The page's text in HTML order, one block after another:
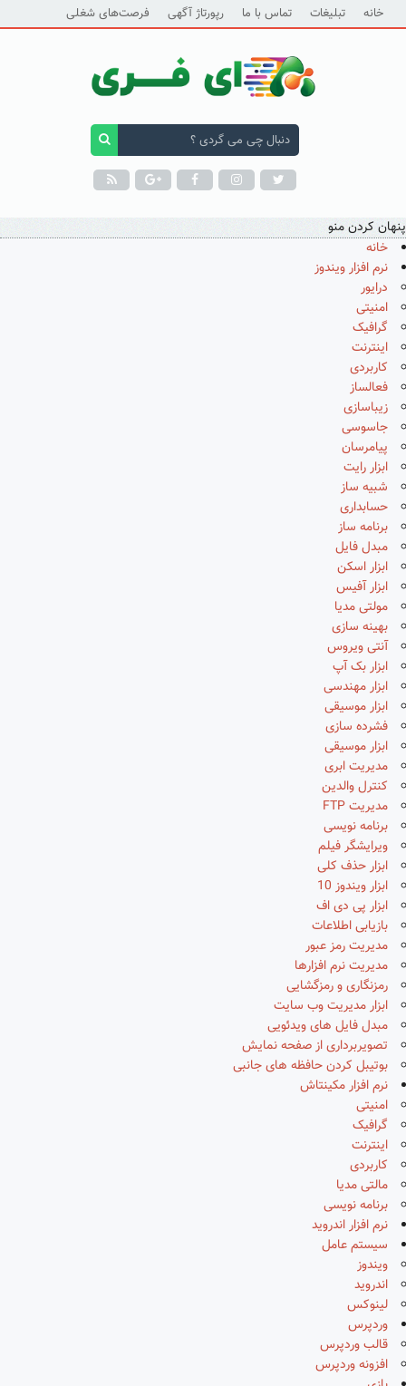
خانه تبلیغات تماس با ما رپورتاژ آگهی فرصت‌های شغلی
پنهان کردن منو
خانه
نرم افزار ویندوز
درایور
امنیتی
گرافیک
اینترنت
کاربردی
فعالساز
زیباسازی
جاسوسی
پیامرسان
ابزار رایت
شبیه ساز
حسابداری
برنامه ساز
مبدل فایل
ابزار اسکن
ابزار آفیس
مولتی مدیا
بهینه سازی
آنتی ویروس
ابزار بک آپ
ابزار مهندسی
ابزار موسیقی
فشرده سازی
ابزار موسیقی
مدیریت ابری
کنترل والدین
مدیریت FTP
برنامه نویسی
ویرایشگر فیلم
ابزار حذف کلی
ابزار ویندوز 10
ابزار پی دی اف
بازیابی اطلاعات
مدیریت رمز عبور
مدیریت نرم افزارها
رمزنگاری و رمزگشایی
ابزار مدیریت وب سایت
مبدل فایل های ویدئویی
تصویربرداری از صفحه نمایش
بوتیبل کردن حافظه های جانبی
نرم افزار مکینتاش
امنیتی
گرافیک
اینترنت
کاربردی
مالتی مدیا
برنامه نویسی
نرم افزار اندروید
سیستم عامل
ویندوز
اندروید
لینوکس
وردپرس
قالب وردپرس
افزونه وردپرس